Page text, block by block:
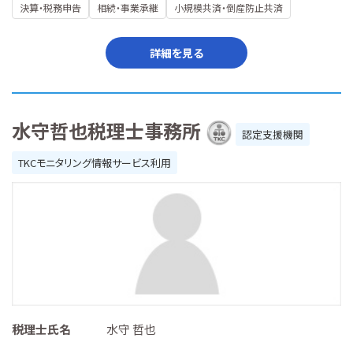
決算・税務申告 相続・事業承継 小規模共済・倒産防止共済
詳細を見る
水守哲也税理士事務所
認定支援機関
TKCモニタリング情報サービス利用
税理士氏名
水守 哲也